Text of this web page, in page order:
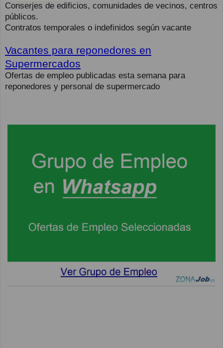
Conserjes de edificios, comunidades de vecinos, centros
públicos.
Contratos temporales o indefinidos según vacante
Vacantes para reponedores en
Supermercados
Ofertas de empleo publicadas esta semana para
reponedores y personal de supermercado